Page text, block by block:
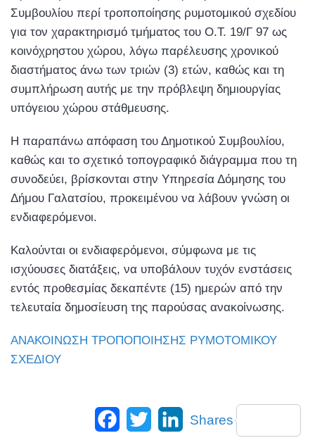
Συμβουλίου περί τροποποίησης ρυμοτομικού σχεδίου
για τον χαρακτηρισμό τμήματος του Ο.Τ. 19/Γ 97 ως
κοινόχρηστου χώρου, λόγω παρέλευσης χρονικού
διαστήματος άνω των τριών (3) ετών, καθώς και τη
συμπλήρωση αυτής με την πρόβλεψη δημιουργίας
υπόγειου χώρου στάθμευσης.
Η παραπάνω απόφαση του Δημοτικού Συμβουλίου,
καθώς και το σχετικό τοπογραφικό διάγραμμα που τη
συνοδεύει, βρίσκονται στην Υπηρεσία Δόμησης του
Δήμου Γαλατσίου, προκειμένου να λάβουν γνώση οι
ενδιαφερόμενοι.
Καλούνται οι ενδιαφερόμενοι, σύμφωνα με τις
ισχύουσες διατάξεις, να υποβάλουν τυχόν ενστάσεις
εντός προθεσμίας δεκαπέντε (15) ημερών από την
τελευταία δημοσίευση της παρούσας ανακοίνωσης.
ΑΝΑΚΟΙΝΩΣΗ ΤΡΟΠΟΠΟΙΗΣΗΣ ΡΥΜΟΤΟΜΙΚΟΥ
ΣΧΕΔΙΟΥ
Facebook
Twitter LinkedIn
Shares